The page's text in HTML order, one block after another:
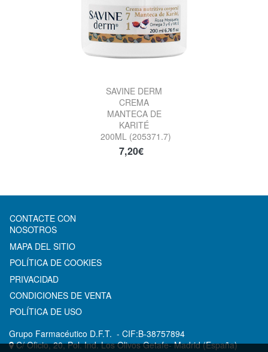
SAVINE DERM
CREMA
MANTECA DE
KARITÉ
200ML (205371.7)
7,20€
CONTACTE CON
NOSOTROS
MAPA DEL SITIO
POLÍTICA DE COOKIES
PRIVACIDAD
CONDICIONES DE VENTA
POLÍTICA DE USO
Grupo Farmacéutico D.F.T. - CIF:B-38757894
C/ Oficio, 20, Pol. Ind. Los OlivosGetafe-Madrid(España)